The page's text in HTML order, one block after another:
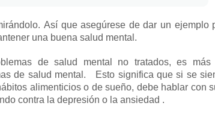
Así que asegúrese de dar un ejemplo
una buena salud mental.
de salud mental no tratados, es
de salud mental.
Esto significa que si se
alimenticios o de sueño, debe hablar con
contra la depresión o la ansiedad .